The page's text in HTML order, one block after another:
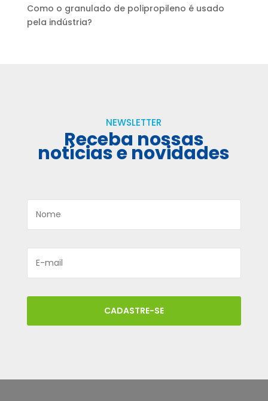
Como o granulado de polipropileno é usado
pela indústria?
NEWSLETTER
Receba nossas
notícias e novidades
CADASTRE-SE